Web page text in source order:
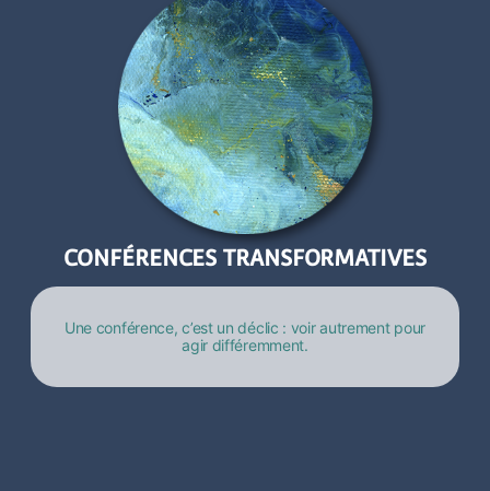
CONFÉRENCES TRANSFORMATIVES
Une conférence, c’est un déclic : voir autrement pour
agir différemment.